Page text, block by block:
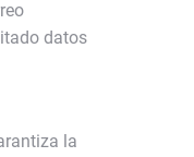
datos
la